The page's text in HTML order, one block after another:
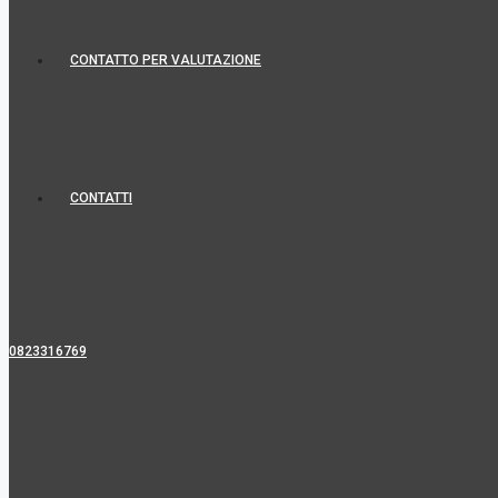
CONTATTO PER VALUTAZIONE
CONTATTI
0823316769